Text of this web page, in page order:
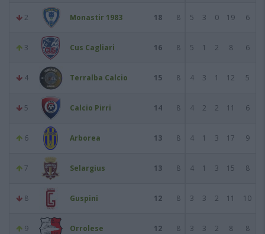
2 Monastir 1983 18 8 5 3 0 19 6
3 Cus Cagliari 16 8 5 1 2 8 6
4 Terralba Calcio 15 8 4 3 1 12 5
5 Calcio Pirri 14 8 4 2 2 11 6
6 Arborea 13 8 4 1 3 17 9
7 Selargius 13 8 4 1 3 15 8
8 Guspini 12 8 3 3 2 11 10
9 Orrolese 12 8 3 3 2 8 8